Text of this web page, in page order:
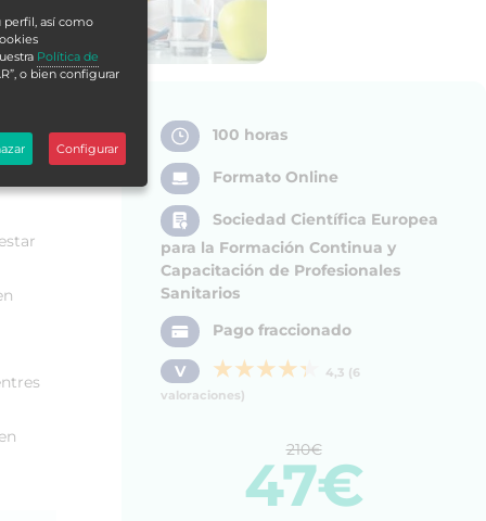
100 horas
Formato Online
Sociedad Científica Europea
para la Formación Continua y
Capacitación de Profesionales
Sanitarios
Pago fraccionado
V
4,3 (6
valoraciones)
210€
47€
perfil, así como
Política de
o bien configurar
Configurar